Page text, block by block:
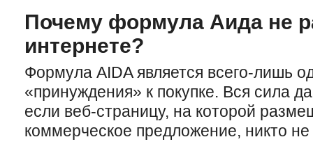
Почему формула Аида не
интернете?
Формула AIDA является всего-лишь
«принуждения» к покупке. Вся сила
если веб-страницу, на которой
коммерческое предложение, никто не